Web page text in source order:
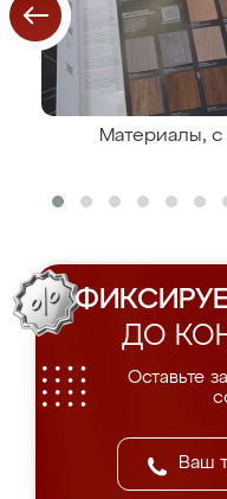
Материалы,
ДО
Оставьте